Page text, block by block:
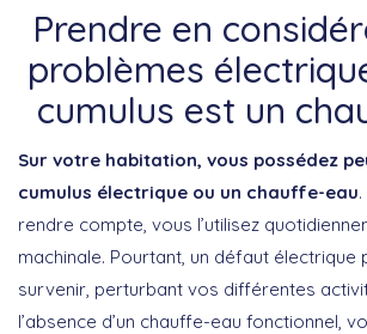
Prendre en
problèmes
cumulus est un
Sur votre habitation, vous possédez
cumulus électrique ou un chauffe-eau
rendre compte, vous l’utilisez
machinale. Pourtant, un défaut électrique
survenir, perturbant vos différentes
l’absence d’un chauffe-eau fonctionnel,